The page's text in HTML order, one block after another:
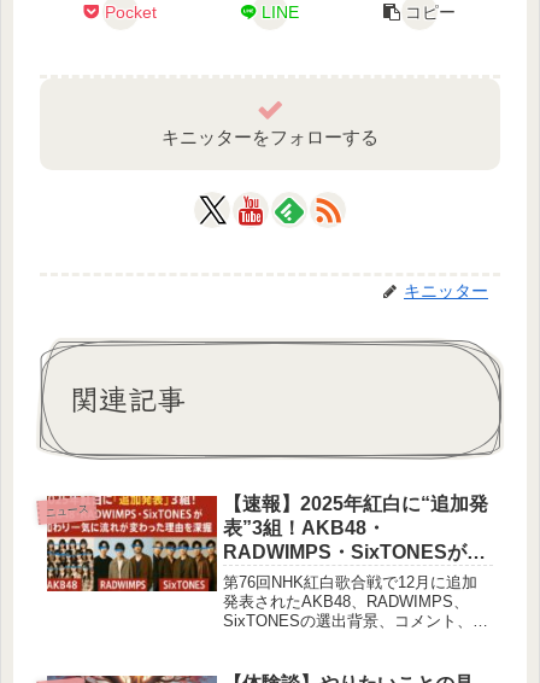
Pocket LINE コピー
キニッターをフォローする
キニッター
関連記事
ニュース
【速報】2025年紅白に“追加発
表”3組！AKB48・
RADWIMPS・SixTONESが加
わり一気に流れが変わった理
由を深掘り
第76回NHK紅白歌合戦で12月に追加
発表されたAKB48、RADWIMPS、
SixTONESの選出背景、コメント、ス
追加の意味を整理し、SNS反応までま